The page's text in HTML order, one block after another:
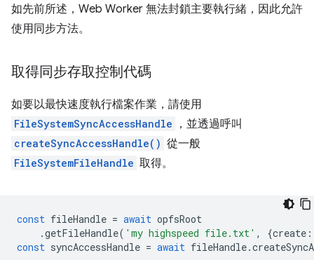
如先前所述，Web Worker 無法封鎖主要執行緒，因此允許
使用同步方法。
取得同步存取控制代碼
如要以最快速度執行檔案作業，請使用
FileSystemSyncAccessHandle ，並透過呼叫
createSyncAccessHandle() 從一般
FileSystemFileHandle 取得。
const fileHandle = await opfsRoot
.getFileHandle( 'my highspeed file.txt' , {create :
const syncAccessHandle = await fileHandle.